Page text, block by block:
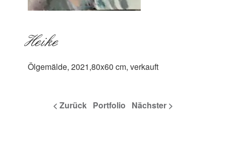
Heike
Ölgemälde, 2021,80x60 cm, verkauft
< Zurück Portfolio Nächster >